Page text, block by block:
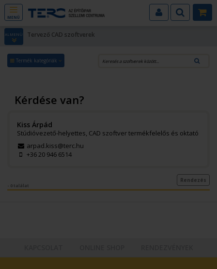
MENÜ
ALMENÜ Tervező CAD szoftverek
Termék kategóriák
Kérdése van?
Kiss Árpád
Stúdióvezető-helyettes, CAD szoftver termékfelelős és oktató
arpad.kiss@terc.hu
+36 20 946 6514
- 0 találat
Rendezés